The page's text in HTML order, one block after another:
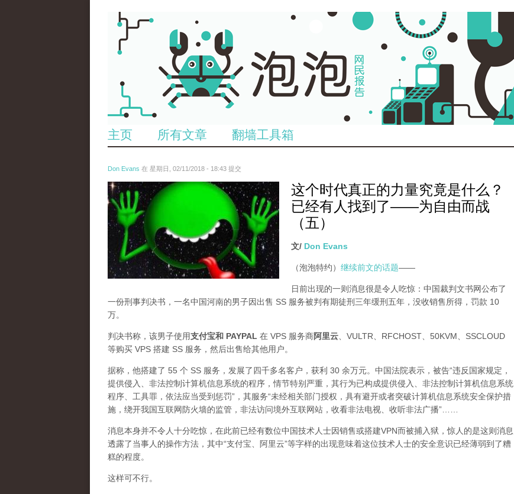
主页 所有文章 翻墙工具箱
Don Evans 在 星期日, 02/11/2018 - 18:43 提交
wechatimg1429.jpeg
这个时代真正的力量究竟是什么？
已经有人找到了——为自由而战
（五）
文/ Don Evans
（泡泡特约） 继续前文的话题——
日前出现的一则消息很是令人吃惊：中国裁判文书网公布了
一份刑事判决书，一名中国河南的男子因出售 SS 服务被判有期徒刑三年缓刑五年，没收销售所得，罚款 10
万。
判决书称，该男子使用支付宝和 PAYPAL 在 VPS 服务商阿里云 、VULTR、RFCHOST、50KVM、SSCLOUD
等购买 VPS 搭建 SS 服务，然后出售给其他用户。
据称，他搭建了 55 个 SS 服务，发展了四千多名客户，获利 30 余万元。中国法院表示，被告“违反国家规定，
提供侵入、非法控制计算机信息系统的程序，情节特别严重，其行为已构成提供侵入、非法控制计算机信息系统
程序、工具罪，依法应当受到惩罚”，其服务“未经相关部门授权，具有避开或者突破计算机信息系统安全保护措
施，绕开我国互联网防火墙的监管，非法访问境外互联网站，收看非法电视、收听非法广播”……
消息本身并不令人十分吃惊，在此前已经有数位中国技术人士因销售或搭建VPN而被捕入狱，惊人的是这则消息
透露了当事人的操作方法，其中“支付宝、阿里云”等字样的出现意味着这位技术人士的安全意识已经薄弱到了糟
糕的程度。
这样可不行。